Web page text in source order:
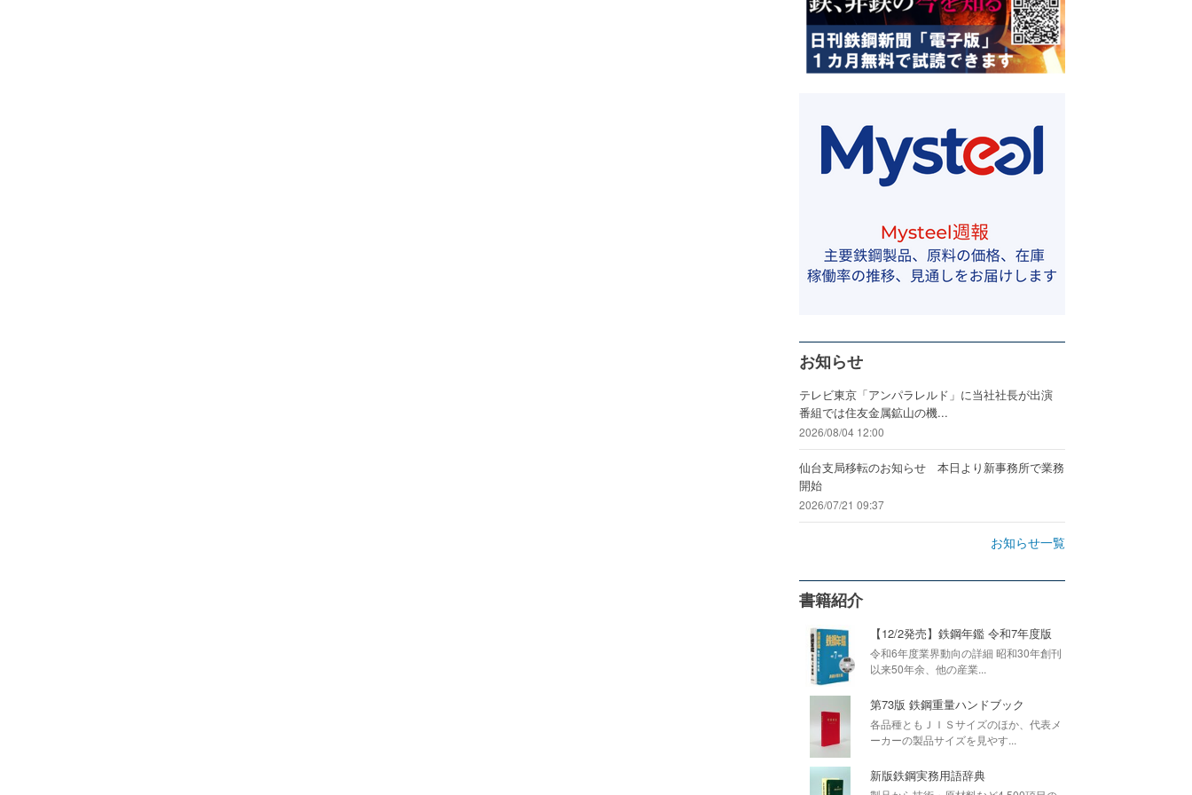
お知らせ
テレビ東京「アンパラレルド」に当社社長が出演
番組では住友金属鉱山の機...
2026/08/04 12:00
仙台支局移転のお知らせ 本日より新事務所で業務
開始
2026/07/21 09:37
お知らせ一覧
書籍紹介
【12/2発売】鉄鋼年鑑 令和7年度版
令和6年度業界動向の詳細 昭和30年創刊
以来50年余、他の産業...
第73版 鉄鋼重量ハンドブック
各品種ともＪＩＳサイズのほか、代表メ
ーカーの製品サイズを見やす...
新版鉄鋼実務用語辞典